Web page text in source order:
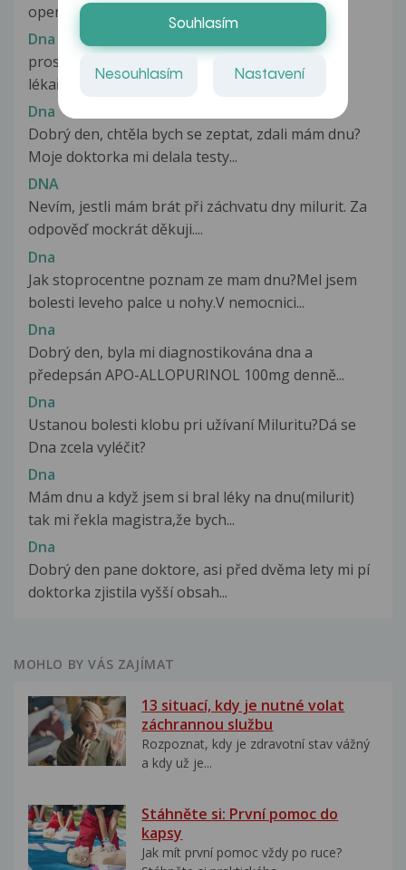
operaci žlučníku a již podruhé...
Dna
prosím chci se zeptat ve středu mi odebral můj
lékař prášky na dnu Adenuric...
Dna
Dobrý den, chtěla bych se zeptat, zdali mám dnu?
Moje doktorka mi delala testy...
DNA
Nevím, jestli mám brát při záchvatu dny milurit. Za
odpověď mockrát děkuji....
Dna
Jak stoprocentne poznam ze mam dnu?Mel jsem
bolesti leveho palce u nohy.V nemocnici...
Dna
Dobrý den, byla mi diagnostikována dna a
předepsán APO-ALLOPURINOL 100mg denně...
Dna
Ustanou bolesti klobu pri užívaní Miluritu?Dá se
Dna zcela vyléčit?
Dna
Mám dnu a když jsem si bral léky na dnu(milurit)
tak mi řekla magistra,že bych...
Dna
Dobrý den pane doktore, asi před dvěma lety mi pí
doktorka zjistila vyšší obsah...
MOHLO BY VÁS ZAJÍMAT
13 situací, kdy je nutné volat
záchrannou službu
Rozpoznat, kdy je zdravotní stav vážný
a kdy už je...
Stáhněte si: První pomoc do
kapsy
Jak mít první pomoc vždy po ruce?
Souhlasím
Nesouhlasím Nastavení